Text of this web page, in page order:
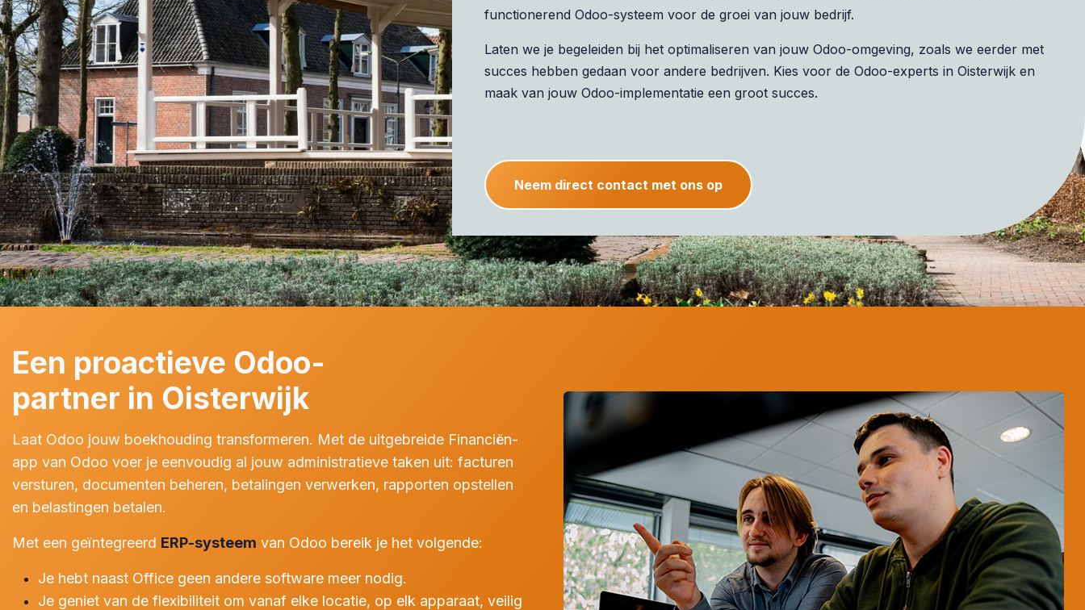
functionerend Odoo-systeem voor de groei van jouw bedrijf.
Laten we je begeleiden bij het optimaliseren van jouw Odoo-omgeving, zoals we eerder met
succes hebben gedaan voor andere bedrijven. Kies voor de Odoo-experts in Oisterwijk en
maak van jouw Odoo-implementatie een groot succes.
Neem direct contact met ons op
Een proactieve Odoo-
partner in Oisterwijk
Laat Odoo jouw boekhouding transformeren. Met de uitgebreide Financiën-
app van Odoo voer je eenvoudig al jouw administratieve taken uit: facturen
versturen, documenten beheren, betalingen verwerken, rapporten opstellen
en belastingen betalen.
Met een geïntegreerd ERP-systeem van Odoo bereik je het volgende:
Je hebt naast Office geen andere software meer nodig.
Je geniet van de flexibiliteit om vanaf elke locatie, op elk apparaat, veilig